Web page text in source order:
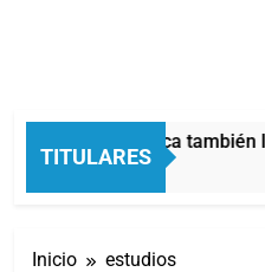
TITULARES
económica también
Atrás
Inicio estudios